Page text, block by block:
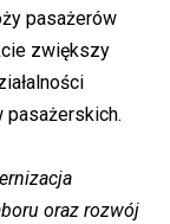
pasażerów
zwiększy
oraz rozwój